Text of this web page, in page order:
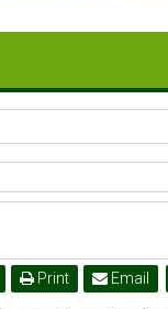
Print Email